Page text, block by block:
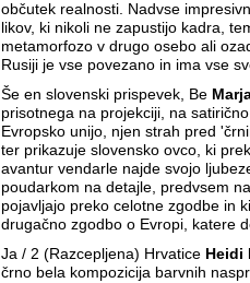
občutek realnosti. Nadvse
likov, ki nikoli ne zapustijo kadra,
metamorfozo v drugo osebo ali
Rusiji je vse povezano in ima vse
Še en slovenski prispevek, Be
prisotnega na projekciji, na
Evropsko unijo, njen strah pred
ter prikazuje slovensko ovco, ki
avantur vendarle najde svojo
poudarkom na detajle, predvsem
pojavljajo preko celotne zgodbe in
drugačno zgodbo o Evropi, katere
Ja / 2 (Razcepljena) Hrvatice Heidi
črno bela kompozicija barvnih